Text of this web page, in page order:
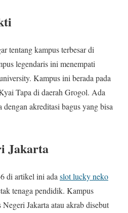
tentang kampus terbesar di
legendaris ini menempati
Kampus ini berada pada
Tapa di daerah Grogol. Ada
akreditasi bagus yang bisa
Jakarta
di artikel ini ada slot lucky neko
tenaga pendidik. Kampus
Jakarta atau akrab disebut